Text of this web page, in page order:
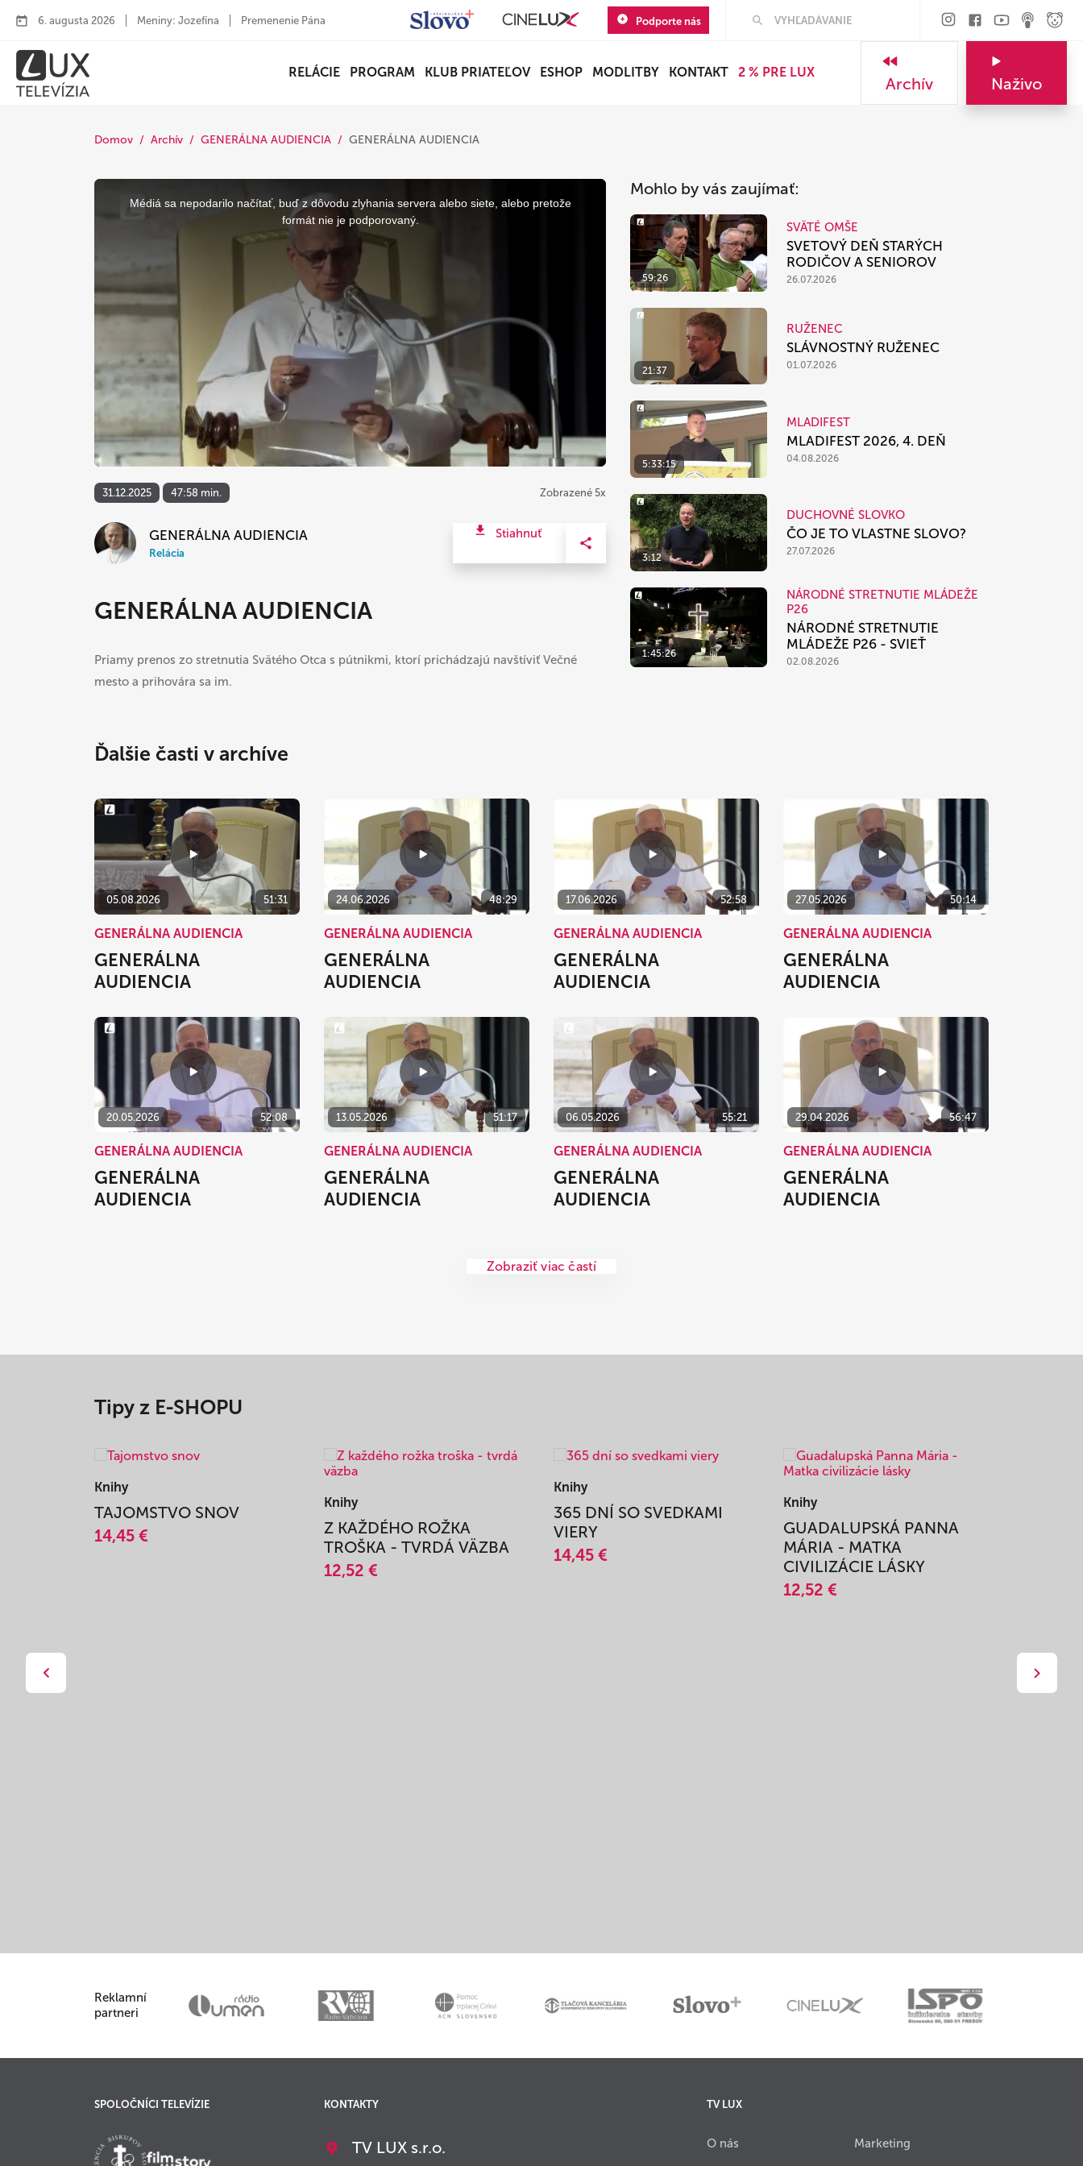
6. augusta 2026 Meniny: Jozefína Premenenie Pána Podporte nás
RELÁCIE PROGRAM KLUB PRIATEĽOV ESHOP MODLITBY KONTAKT 2 % PRE LUX
Archív Naživo
Domov Archív GENERÁLNA AUDIENCIA GENERÁLNA AUDIENCIA
This
Médiá sa nepodarilo načítať, buď z dôvodu zlyhania servera alebo siete, alebo pretože
formát nie je podporovaný.
31.12.2025 47:58 min. Zobrazené 5x
GENERÁLNA AUDIENCIA
Relácia
Stiahnuť
GENERÁLNA AUDIENCIA
Priamy prenos zo stretnutia Svätého Otca s pútnikmi, ktorí prichádzajú navštíviť Večné
mesto a prihovára sa im.
Mohlo by vás zaujímať:
59:26
SVÄTÉ OMŠE
SVETOVÝ DEŇ STARÝCH
RODIČOV A SENIOROV
26.07.2026
21:37
RUŽENEC
SLÁVNOSTNÝ RUŽENEC
01.07.2026
5:33:15
MLADIFEST
MLADIFEST 2026, 4. DEŇ
04.08.2026
3:12
DUCHOVNÉ SLOVKO
ČO JE TO VLASTNE SLOVO?
27.07.2026
1:45:26
NÁRODNÉ STRETNUTIE MLÁDEŽE
P26
NÁRODNÉ STRETNUTIE
MLÁDEŽE P26 - SVIEŤ
02.08.2026
Ďalšie časti v archíve
05.08.2026 51:31
GENERÁLNA AUDIENCIA
GENERÁLNA
AUDIENCIA
24.06.2026 48:29
GENERÁLNA AUDIENCIA
GENERÁLNA
AUDIENCIA
17.06.2026 52:58
GENERÁLNA AUDIENCIA
GENERÁLNA
AUDIENCIA
27.05.2026 50:14
GENERÁLNA AUDIENCIA
GENERÁLNA
AUDIENCIA
20.05.2026 52:08
GENERÁLNA AUDIENCIA
GENERÁLNA
AUDIENCIA
13.05.2026 51:17
GENERÁLNA AUDIENCIA
GENERÁLNA
AUDIENCIA
06.05.2026 55:21
GENERÁLNA AUDIENCIA
GENERÁLNA
AUDIENCIA
29.04.2026 56:47
GENERÁLNA AUDIENCIA
GENERÁLNA
AUDIENCIA
Zobraziť viac častí
Tipy z E-SHOPU
Knihy
TAJOMSTVO SNOV
14,45 €
Knihy
Z KAŽDÉHO ROŽKA
TROŠKA - TVRDÁ VÄZBA
12,52 €
Knihy
365 DNÍ SO SVEDKAMI
VIERY
14,45 €
Knihy
GUADALUPSKÁ PANNA
MÁRIA - MATKA
CIVILIZÁCIE LÁSKY
12,52 €
Reklamní
partneri
SPOLOČNÍCI TELEVÍZIE KONTAKTY
TV LUX s.r.o.
TV LUX
O nás Marketing